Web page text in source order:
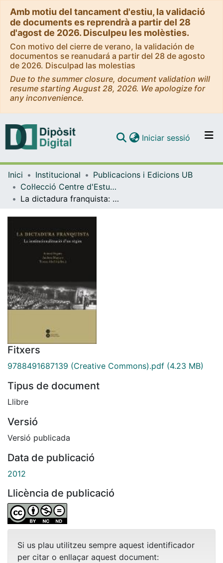
Amb motiu del tancament d'estiu, la validació
de documents es reprendrà a partir del 28
d'agost de 2026. Disculpeu les molèsties.
Con motivo del cierre de verano, la validación de
documentos se reanudará a partir del 28 de agosto
de 2026. Disculpad las molestias
Due to the summer closure, document validation will
resume starting August 28, 2026. We apologize for
any inconvenience.
Navega per tot el DD
Iniciar sessió (current)
Inici Institucional
Publicacions i Edicions UB
Col·lecció Centre d'Estudis Històrics Internacionals (CEHI-UB) - eBooks - (Publicacions i Edicions UB)
La dictadura franquista: la institucionalització d’un règim
Fitxers
9788491687139 (Creative Commons).pdf (4.23 MB)
Tipus de document
Llibre
Versió
Versió publicada
Data de publicació
2012
Llicència de publicació
Si us plau utilitzeu sempre aquest identificador
per citar o enllaçar aquest document: